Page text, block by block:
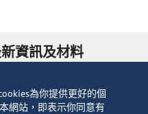
資訊及材料
命日糧》
為你提供更好的個
網站，即表示你同意有